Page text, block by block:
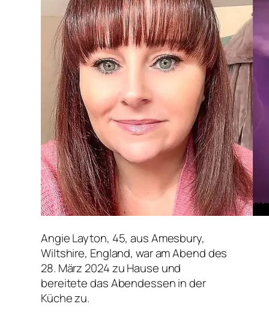
Angie Layton, 45, aus Amesbury,
Wiltshire, England, war am Abend des
28. März 2024 zu Hause und
bereitete das Abendessen in der
Küche zu.